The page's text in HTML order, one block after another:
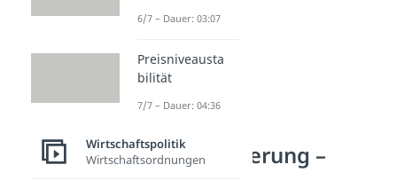
Sozialversicherung –
6/7 – Dauer: 03:07
Preisniveausta
bilität
7/7 – Dauer: 04:36
Wirtschaftspolitik
Wirtschaftsordnungen